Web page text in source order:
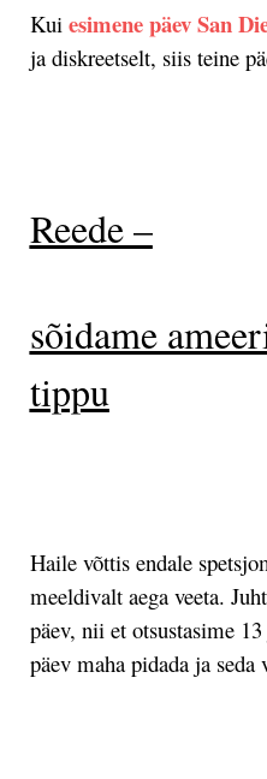
Kui esimene päev San
ja diskreetselt, siis teine
Reede –
sõidame
tippu
Haile võttis endale
meeldivalt aega veeta.
päev, nii et otsustasime
päev maha pidada ja seda